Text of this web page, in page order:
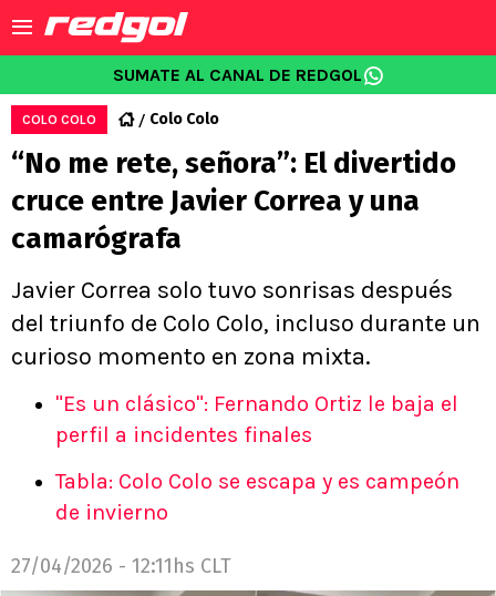
SUMATE AL CANAL DE REDGOL
COLO COLO Colo Colo
“No me rete, señora”: El divertido
cruce entre Javier Correa y una
camarógrafa
Javier Correa solo tuvo sonrisas después
del triunfo de Colo Colo, incluso durante un
curioso momento en zona mixta.
"Es un clásico": Fernando Ortiz le baja el
perfil a incidentes finales
Tabla: Colo Colo se escapa y es campeón
de invierno
27/04/2026 - 12:11hs CLT